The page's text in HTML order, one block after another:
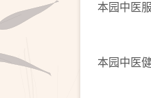
本园中医
本园中医